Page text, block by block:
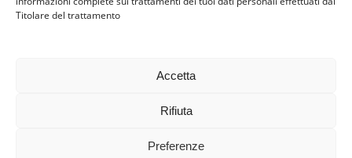
Titolare del trattamento
Accetta
Rifiuta
Preferenze